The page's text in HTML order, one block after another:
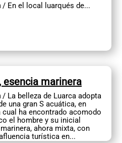
/ En el local luarqués de...
esencia marinera
/ La belleza de Luarca adopta
una gran S acuática, en
cual ha encontrado acomodo
el hombre y su inicial
ahora mixta, con
turística en...